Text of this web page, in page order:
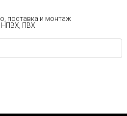
поставка и монтаж
НПВХ, ПВХ